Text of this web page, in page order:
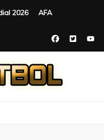
2026 AFA